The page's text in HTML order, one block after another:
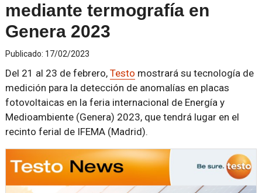
mediante termografía en
Genera 2023
Publicado: 17/02/2023
Del 21 al 23 de febrero, Testo mostrará su tecnología de
medición para la detección de anomalías en placas
fotovoltaicas en la feria internacional de Energía y
Medioambiente (Genera) 2023, que tendrá lugar en el
recinto ferial de IFEMA (Madrid).